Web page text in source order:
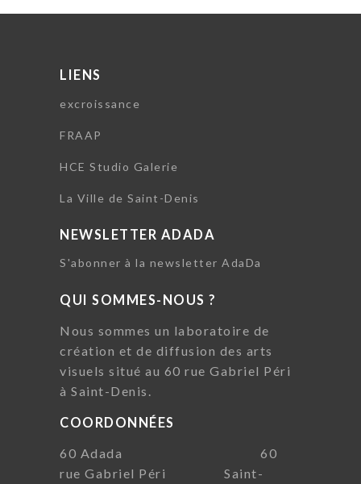
LIENS
excroissance
FRAAP
HCE Studio Galerie
La Ville de Saint-Denis
NEWSLETTER ADADA
S'abonner à la newsletter AdaDa
QUI SOMMES-NOUS ?
Nous sommes un laboratoire de
création et de diffusion des arts
visuels situé au 60 rue Gabriel Péri
à Saint-Denis.
COORDONNÉES
60 Adada 60
rue Gabriel Péri Saint-